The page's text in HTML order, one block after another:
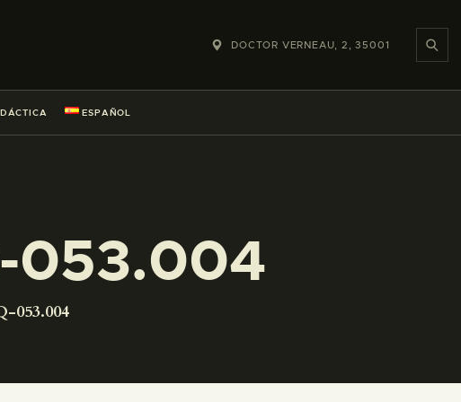
DOCTOR VERNEAU, 2, 35001
ESPAÑOL
053.004
053.004